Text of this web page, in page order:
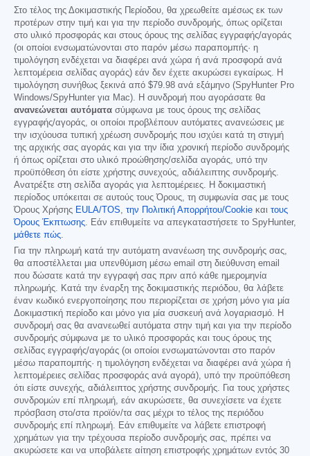
Στο τέλος της Δοκιμαστικής Περίοδου, θα χρεωθείτε αμέσως εκ των
προτέρων στην τιμή και για την περίοδο συνδρομής, όπως ορίζεται
στο υλικό προσφοράς και στους όρους της σελίδας εγγραφής/αγοράς
(οι οποίοι ενσωματώνονται στο παρόν μέσω παραπομπής· η
τιμολόγηση ενδέχεται να διαφέρει ανά χώρα ή ανά προσφορά ανά
λεπτομέρεια σελίδας αγοράς) εάν δεν έχετε ακυρώσει εγκαίρως. Η
τιμολόγηση συνήθως ξεκινά από $79.98 ανά εξάμηνο (SpyHunter Pro
Windows/SpyHunter για Mac). Η συνδρομή που αγοράσατε θα
ανανεώνεται αυτόματα σύμφωνα με τους όρους της σελίδας
εγγραφής/αγοράς, οι οποίοι προβλέπουν αυτόματες ανανεώσεις με
την ισχύουσα τυπική χρέωση συνδρομής που ισχύει κατά τη στιγμή
της αρχικής σας αγοράς και για την ίδια χρονική περίοδο συνδρομής
ή όπως ορίζεται στο υλικό προώθησης/σελίδα αγοράς, υπό την
προϋπόθεση ότι είστε χρήστης συνεχούς, αδιάλειπτης συνδρομής.
Ανατρέξτε στη σελίδα αγοράς για λεπτομέρειες. Η δοκιμαστική
περίοδος υπόκειται σε αυτούς τους Όρους, τη συμφωνία σας με τους
Όρους Χρήσης EULA/TOS την Πολιτική Απορρήτου/Cookie και τους
Όρους Έκπτωσης . Εάν επιθυμείτε να απεγκαταστήσετε το SpyHunter,
μάθετε πώς
Για την πληρωμή κατά την αυτόματη ανανέωση της συνδρομής σας,
θα αποστέλλεται μια υπενθύμιση μέσω email στη διεύθυνση email
που δώσατε κατά την εγγραφή σας πριν από κάθε ημερομηνία
πληρωμής. Κατά την έναρξη της δοκιμαστικής περιόδου, θα λάβετε
έναν κωδικό ενεργοποίησης που περιορίζεται σε χρήση μόνο για μία
Δοκιμαστική περίοδο και μόνο για μία συσκευή ανά λογαριασμό. Η
συνδρομή σας θα ανανεωθεί αυτόματα στην τιμή και για την περίοδο
συνδρομής σύμφωνα με το υλικό προσφοράς και τους όρους της
σελίδας εγγραφής/αγοράς (οι οποίοι ενσωματώνονται στο παρόν
μέσω παραπομπής· η τιμολόγηση ενδέχεται να διαφέρει ανά χώρα ή
λεπτομέρειες σελίδας προσφοράς ανά αγορά), υπό την προϋπόθεση
ότι είστε συνεχής, αδιάλειπτος χρήστης συνδρομής. Για τους χρήστες
συνδρομών επί πληρωμή, εάν ακυρώσετε, θα συνεχίσετε να έχετε
πρόσβαση στο/στα προϊόν/τα σας μέχρι το τέλος της περιόδου
συνδρομής επί πληρωμή. Εάν επιθυμείτε να λάβετε επιστροφή
χρημάτων για την τρέχουσα περίοδο συνδρομής σας, πρέπει να
ακυρώσετε και να υποβάλετε αίτηση επιστροφής χρημάτων εντός 30